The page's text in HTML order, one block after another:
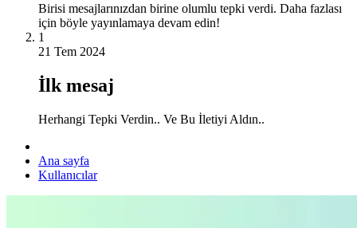
Birisi mesajlarınızdan birine olumlu tepki verdi. Daha fazlası
için böyle yayınlamaya devam edin!
1
21 Tem 2024
İlk mesaj
Herhangi Tepki Verdin.. Ve Bu İletiyi Aldın..
Ana sayfa
Kullanıcılar